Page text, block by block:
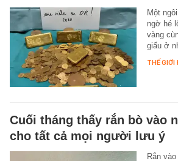
Một
ngờ hé
vàng
giấu ở
THẾ GIỚI
Cuối tháng thấy rắn bò vào
cho tất cả mọi người lưu ý
Rắn